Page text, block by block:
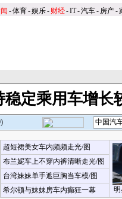
-体育-娱乐- 财经-IT-汽车- 房产-
定乘用车增长
)
超短裙美女车内频频走光/图
布兰妮车上不穿内裤清晰走光/图
台湾妹妹单手遮巨胸当车模/图
希尔顿与妹妹房车内癫狂一幕